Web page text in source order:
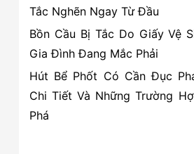
Tắc Nghẽn Ngay Từ Đầu
Bồn Cầu Bị Tắc Do Giấy Vệ
Gia Đình Đang Mắc Phải
Hút Bể Phốt Có Cần Đục
Chi Tiết Và Những Trường
Phá